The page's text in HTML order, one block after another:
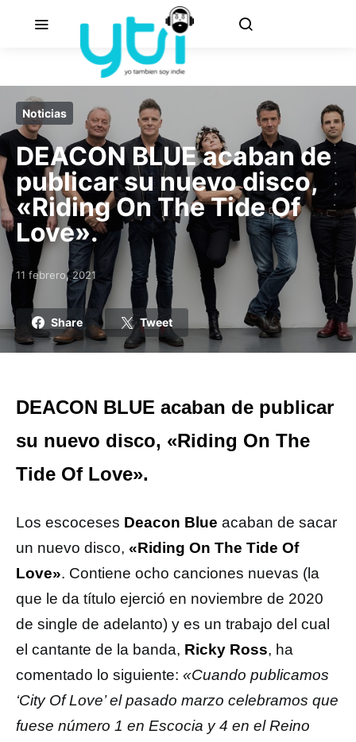
Noticias
DEACON BLUE acaban de
publicar su nuevo disco,
«Riding On The Tide Of
Love».
Posted on
11 febrero, 2021
Share Tweet
DEACON BLUE acaban de publicar
su nuevo disco, «Riding On The
Tide Of Love».
Los escoceses Deacon Blue acaban de sacar
un nuevo disco, «Riding On The Tide Of
Love». Contiene ocho canciones nuevas (la
que le da título ejerció en noviembre de 2020
de single de adelanto) y es un trabajo del cual
el cantante de la banda, Ricky Ross, ha
comentado lo siguiente: «Cuando publicamos
‘City Of Love’ el pasado marzo celebramos que
fuese número 1 en Escocia y 4 en el Reino